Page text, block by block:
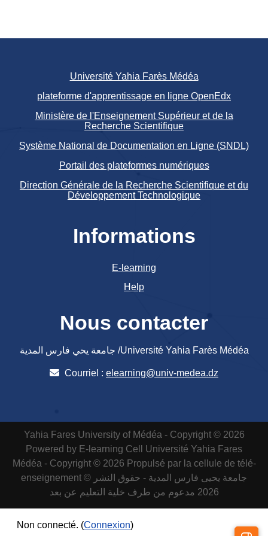
Université Yahia Farès Médéa
plateforme d'apprentissage en ligne OpenEdx
Ministère de l'Enseignement Supérieur et de la
Recherche Scientifique
Système National de Documentation en Ligne (SNDL)
Portail des plateformes numériques
Direction Générale de la Recherche Scientifique et du
Développement Technologique
Informations
E-learning
Help
Nous contacter
جامعة يحي فارس المدية /Université Yahia Farès Médéa
Courriel : elearning@univ-medea.dz
Yahia Fares University of Médéa - Copyright © 2026
Powered by E-learning Cell
Université Yahia Fares
Médéa - Copyright © 2026 Propulsé par la cellule de télé-
enseignement جامعة يحيى فارس المدية - حقوق النشر ©
2026 مدعوم من طرف خلية التعليم عن بعد
Non connecté. (Connexion)